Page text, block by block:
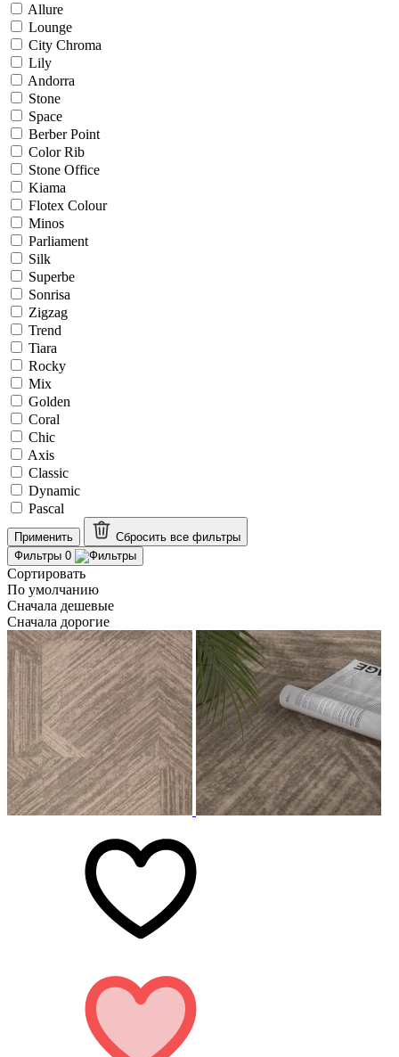
Allure
Lounge
City Chroma
Lily
Andorra
Stone
Space
Berber Point
Color Rib
Stone Office
Kiama
Flotex Colour
Minos
Parliament
Silk
Superbe
Sonrisa
Zigzag
Trend
Tiara
Rocky
Mix
Golden
Coral
Chic
Axis
Classic
Dynamic
Pascal
Применить Сбросить все фильтры
Фильтры 0
Сортировать
По умолчанию
Сначала дешевые
Сначала дорогие